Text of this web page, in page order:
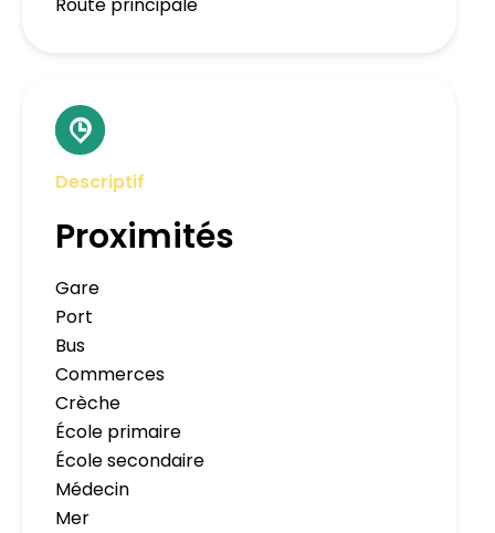
Route principale
Descriptif
Proximités
Gare
Port
Bus
Commerces
Crèche
École primaire
École secondaire
Médecin
Mer